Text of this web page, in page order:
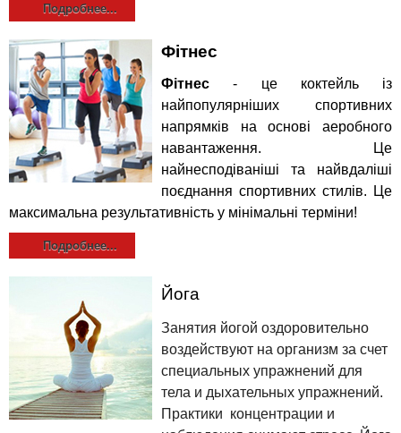
Подробнее...
Фітнес
Фітнес - це коктейль із
найпопулярніших спортивних
напрямків на основі аеробного
навантаження. Це
найнесподіваніші та найвдаліші
поєднання спортивних стилів. Це
максимальна результативність у мінімальні терміни!
Подробнее...
Йога
Занятия йогой оздоровительно
воздействуют на организм за счет
специальных упражнений для
тела и дыхательных упражнений.
Практики концентрации и